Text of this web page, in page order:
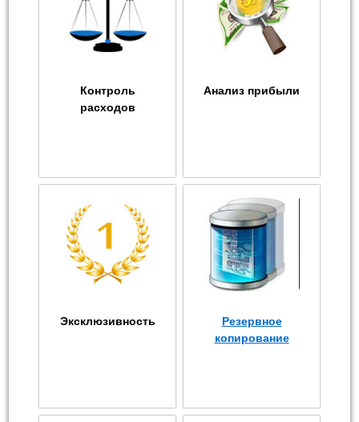
Контроль
расходов
Анализ прибыли
Эксклюзивность
Резервное
копирование